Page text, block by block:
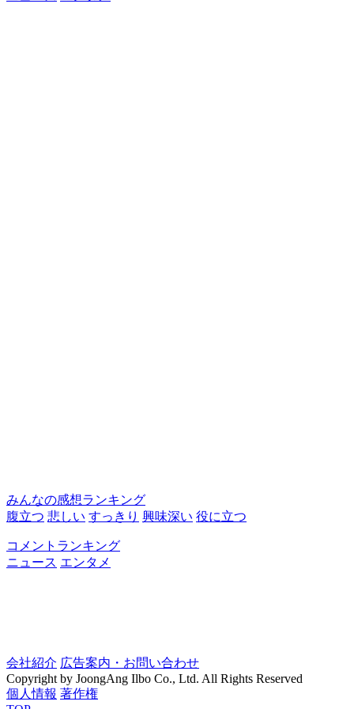
みんなの感想ランキング
腹立つ 悲しい すっきり 興味深い 役に立つ
コメントランキング
ニュース エンタメ
会社紹介 広告案内・お問い合わせ
Copyright by JoongAng Ilbo Co., Ltd. All Rights Reserved
個人情報 著作権